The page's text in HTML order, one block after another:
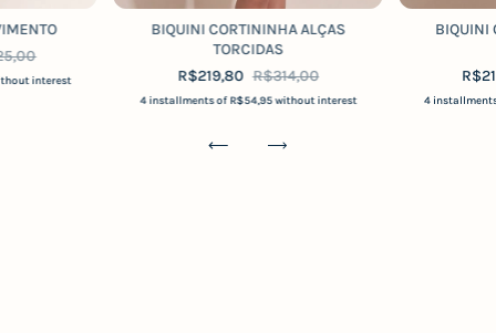
interest
BIQUINI CORTININHA ALÇAS
TORCIDAS
R$219,80 R$314,00
4 installments ofR$54,95without interest
BIQUINI
4